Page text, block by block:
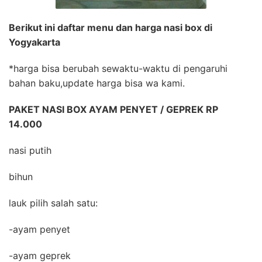
Berikut ini daftar menu dan harga nasi box di
Yogyakarta
*harga bisa berubah sewaktu-waktu di pengaruhi
bahan baku,update harga bisa wa kami.
PAKET NASI BOX AYAM PENYET / GEPREK RP
14.000
nasi putih
bihun
lauk pilih salah satu:
-ayam penyet
-ayam geprek